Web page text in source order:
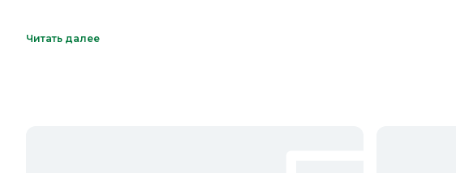
Воскресенск, Чехов, Клин, Ивантеевка, Лобня, Дубна, Егорьевск, Наро-
Читать далее